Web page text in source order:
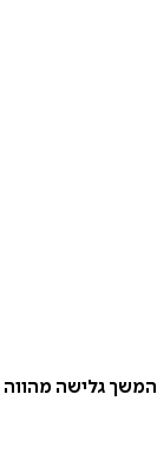
המשך גלישה מהווה